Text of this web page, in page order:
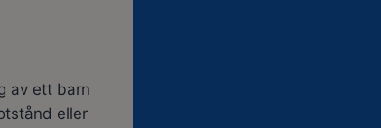
av ett barn
eller